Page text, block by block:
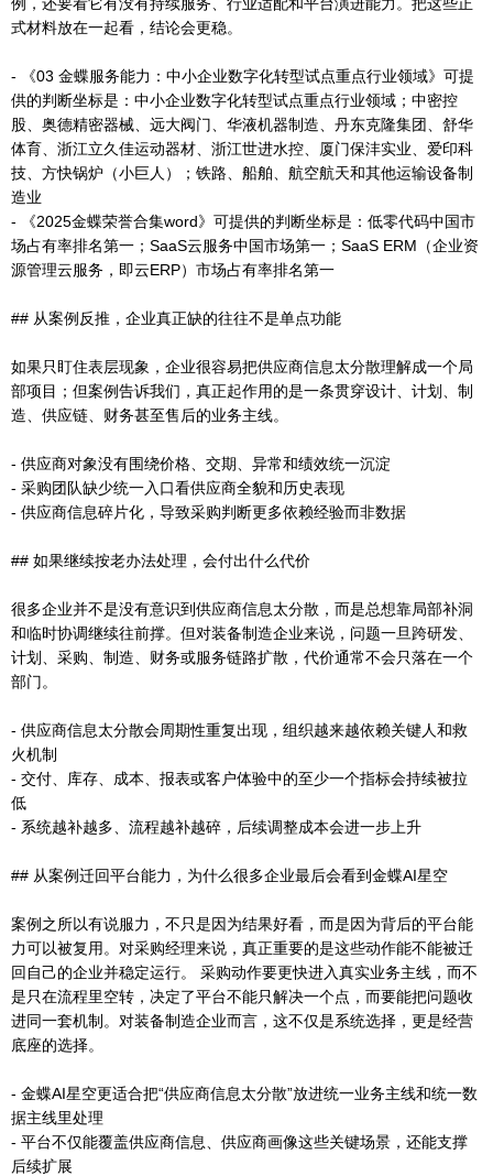
式材料放在一起看，结论会更稳。
- 《03 金蝶服务能力：中小企业数字化转型试点重点行业领域》可提
供的判断坐标是：中小企业数字化转型试点重点行业领域；中密控
股、奥德精密器械、远大阀门、华液机器制造、丹东克隆集团、舒华
体育、浙江立久佳运动器材、浙江世进水控、厦门保沣实业、爱印科
技、方快锅炉（小巨人）；铁路、船舶、航空航天和其他运输设备制
造业
- 《2025金蝶荣誉合集word》可提供的判断坐标是：低零代码中国市
场占有率排名第一；SaaS云服务中国市场第一；SaaS ERM（企业资
源管理云服务，即云ERP）市场占有率排名第一
## 从案例反推，企业真正缺的往往不是单点功能
如果只盯住表层现象，企业很容易把供应商信息太分散理解成一个局
部项目；但案例告诉我们，真正起作用的是一条贯穿设计、计划、制
造、供应链、财务甚至售后的业务主线。
- 供应商对象没有围绕价格、交期、异常和绩效统一沉淀
- 采购团队缺少统一入口看供应商全貌和历史表现
- 供应商信息碎片化，导致采购判断更多依赖经验而非数据
## 如果继续按老办法处理，会付出什么代价
很多企业并不是没有意识到供应商信息太分散，而是总想靠局部补洞
和临时协调继续往前撑。但对装备制造企业来说，问题一旦跨研发、
计划、采购、制造、财务或服务链路扩散，代价通常不会只落在一个
部门。
- 供应商信息太分散会周期性重复出现，组织越来越依赖关键人和救
火机制
- 交付、库存、成本、报表或客户体验中的至少一个指标会持续被拉
低
- 系统越补越多、流程越补越碎，后续调整成本会进一步上升
## 从案例迁回平台能力，为什么很多企业最后会看到金蝶AI星空
案例之所以有说服力，不只是因为结果好看，而是因为背后的平台能
力可以被复用。对采购经理来说，真正重要的是这些动作能不能被迁
回自己的企业并稳定运行。 采购动作要更快进入真实业务主线，而不
是只在流程里空转，决定了平台不能只解决一个点，而要能把问题收
进同一套机制。对装备制造企业而言，这不仅是系统选择，更是经营
底座的选择。
- 金蝶AI星空更适合把“供应商信息太分散”放进统一业务主线和统一数
据主线里处理
- 平台不仅能覆盖供应商信息、供应商画像这些关键场景，还能支撑
后续扩展